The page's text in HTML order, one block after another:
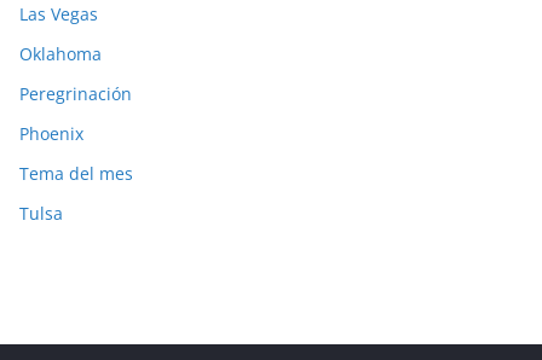
Las Vegas
Oklahoma
Peregrinación
Phoenix
Tema del mes
Tulsa